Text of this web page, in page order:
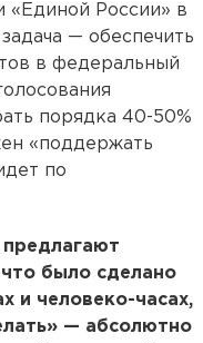
«Единой России» в
— обеспечить
в федеральный
порядка 40-50%
«поддержать
по
было сделано
и человеко-часах,
— абсолютно